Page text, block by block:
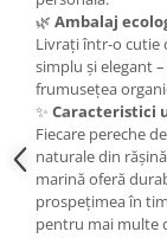
Set bijuterii
Brățară
Bijuterii fără
Brățară
Bijuterii - Alte
Suport bijuterii
Semn de carte
🌿 Ambalaj
Livrați într-o cutie
simplu și elegant
frumusețea
✨ Caracteristici
Fiecare pereche
naturale din
marină oferă
prospețimea în
pentru mai multe